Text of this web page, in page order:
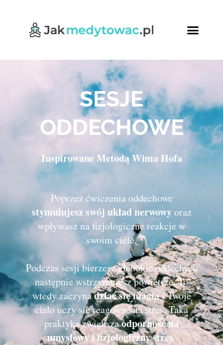
SESJE
ODDECHOWE
Inspirowane Metodą Wima Hofa
Poprzez ćwiczenia oddechowe
stymulujesz swój układ nerwowyoraz
wpływasz na fizjologiczne reakcje w
swoim ciele.
Podczas sesji bierzesz głębokie oddechy, a
następnie wstrzymujesz powietrze. To
wtedy zaczynadziać się magiai Twoje
ciało uczy się reagować na stres. Taka
praktyka zwiększaodporność na
umysłowy i fizjologiczny stres.